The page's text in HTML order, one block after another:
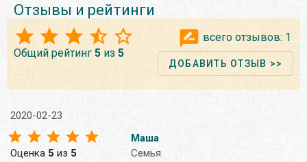
Отзывы и рейтинги
Общий рейтинг 5 из 5
всего отзывов: 1
ДОБАВИТЬ ОТЗЫВ >>
2020-02-23
Оценка 5 из 5
Маша
Семья